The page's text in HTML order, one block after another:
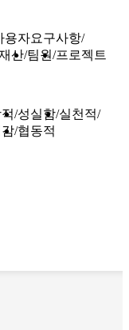
용자요구사항
산 팀원 프로젝트
성실함 실천적
협동적